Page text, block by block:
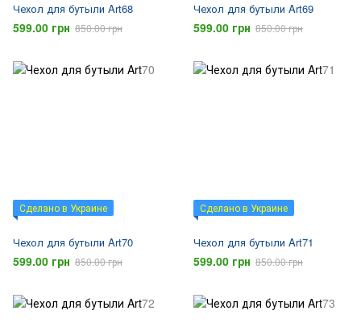
Чехол для бутыли Art68
599.00 грн 850.00 грн
Чехол для бутыли Art69
599.00 грн 850.00 грн
Сделано в Украине
Чехол для бутыли Art70
599.00 грн 850.00 грн
Сделано в Украине
Чехол для бутыли Art71
599.00 грн 850.00 грн